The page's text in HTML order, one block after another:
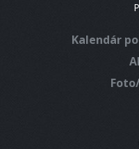
Kalendár